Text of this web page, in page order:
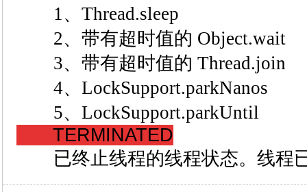
1、Thread.sleep
2、带有超时值的 Object.wait
3、带有超时值的 Thread.join
4、LockSupport.parkNanos
5、LockSupport.parkUntil
TERMINATED
已终止线程的线程状态。线程